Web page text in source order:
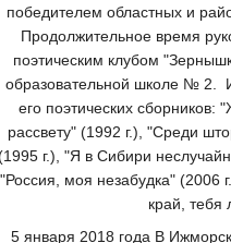
победителем областных и
Продолжительное время
поэтическим клубом
образовательной школе № 2.
его поэтических сборников:
рассвету" (1992 г.), "Среди
г.), "Я в Сибири
"Россия, моя незабудка"
край,
5 января 2018 года В